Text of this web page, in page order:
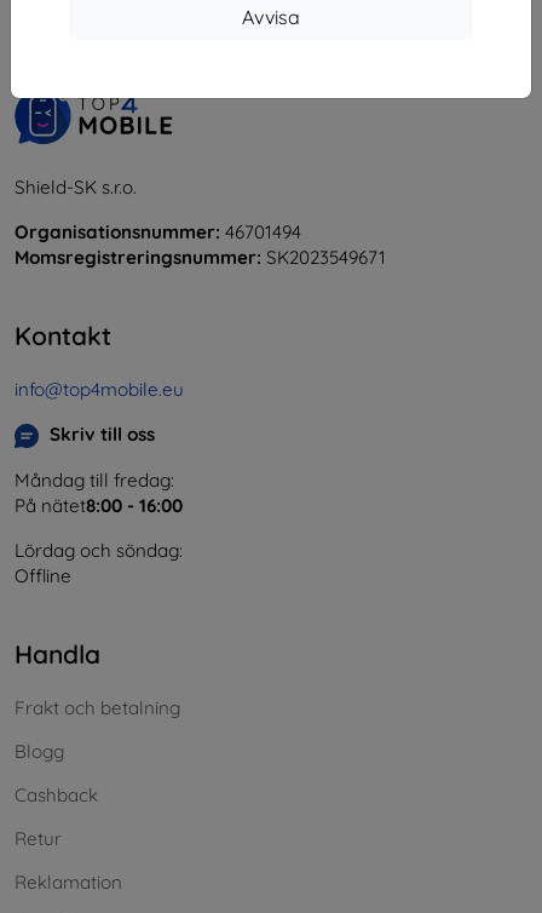
Avvisa
Shield-SK s.r.o.
Organisationsnummer: 46701494
Momsregistreringsnummer: SK2023549671
Kontakt
info@top4mobile.eu
Skriv till oss
Måndag till fredag:
På nätet8:00 - 16:00
Lördag och söndag:
Offline
Handla
Frakt och betalning
Blogg
Cashback
Retur
Reklamation